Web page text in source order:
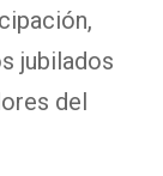
jubilados
del